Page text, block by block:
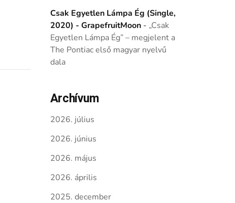
Csak Egyetlen Lámpa Ég (Single,
2020) - GrapefruitMoon- „Csak
Egyetlen Lámpa Ég” – megjelent a
The Pontiac első magyar nyelvű
dala
Archívum
2026. július
2026. június
2026. május
2026. április
2025. december